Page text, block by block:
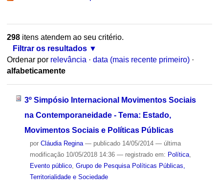
298itens atendem ao seu critério.
Filtrar os resultados
Ordenar por relevância · data (mais recente primeiro) ·
alfabeticamente
3º Simpósio Internacional Movimentos Sociais
na Contemporaneidade - Tema: Estado,
Movimentos Sociais e Políticas Públicas
por Cláudia Regina — publicado14/05/2014 — última
modificação10/05/2018 14:36 — registrado em: Política,
Evento público, Grupo de Pesquisa Políticas Públicas,
Territorialidade e Sociedade